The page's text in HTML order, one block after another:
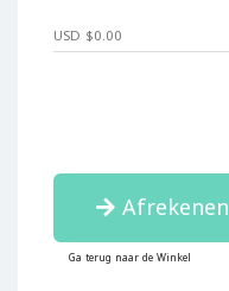
$0.00 USD
Afrekenen
Ga terug naar de Winkel